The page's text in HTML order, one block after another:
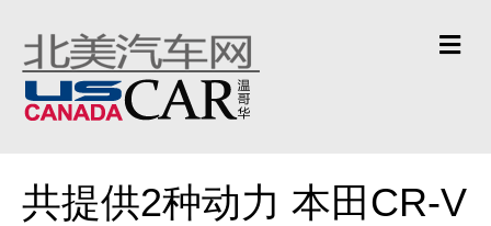
共提供2种动力 本田CR-V